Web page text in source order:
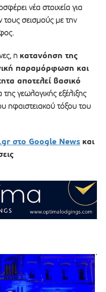
νέα στοιχεία για
σεισμούς με την
η κατανόηση της
παραμόρφωση και
αποτελεί βασικό
γεωλογικής εξέλιξης
ηφαιστειακού τόξου του
στο Google News και